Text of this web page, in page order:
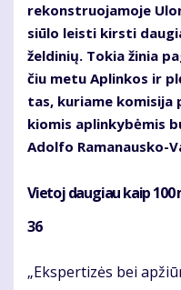
re­konst­ruo­ja­mo­je
siū­lo leis­ti kirs­ti
žel­di­nių. To­kia ži­nia
čiu me­tu Ap­lin­kos ir
tas, ku­ria­me
kio­mis ap­lin­ky­bė­mis
Adol­fo Ra­ma­naus­ko-
Vie­toj dau­giau kaip
36
„Eks­per­ti­zės bei